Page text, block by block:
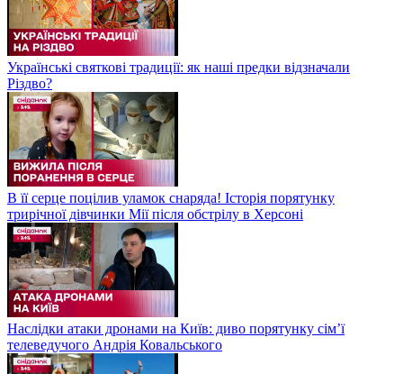
Українські святкові традиції: як наші предки відзначали
Різдво?
В її серце поцілив уламок снаряда! Історія порятунку
трирічної дівчинки Мії після обстрілу в Херсоні
Наслідки атаки дронами на Київ: диво порятунку сім’ї
телеведучого Андрія Ковальського